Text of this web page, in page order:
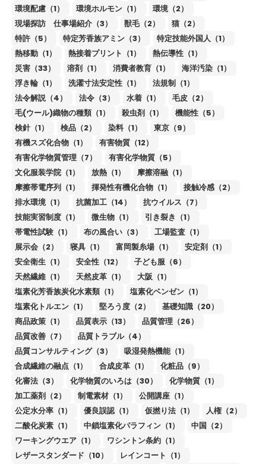
環境配慮（1）
環境ホルモン（1）
環境（2）
現場探訪 仕事場紹介（3）
獣毛（2）
猫（2）
特許（5）
特定芳香族アミン（3）
特定技能外国人（1）
熱移動（1）
熱接着プリント（1）
熱伝導性（1）
災害（33）
溶剤（1） 消費者教育（1）
海洋汚染（1）
浮き輪（1）
洗濯寸法安定性（1）
法規制（1）
法令解説（4）
法令（3） 水着（1）
毛皮（2）
毛(ウール)織物の種類（1）
殺虫剤（1）
機能性（5）
検針（1）
検品（2） 染料（1）
東京（9）
有機スズ化合物（1）
有害物質（12）
有害化学物質管理（7）
有害化学物質（5）
文化服装学院（1）
放熱（1）
摩擦溶融（1）
摩擦帯電序列（1）
揮発性有機化合物（1）
接触冷感（2）
排水環境（1）
抗菌加工（14）
抗ウイルス（7）
技能実習制度（1）
微生物（1）
引き裂き（1）
帯電性試験（1）
布の風合い（3）
工場監査（1）
展示会（2）
寝具（1） 富岡製糸場（1）
安定剤（1）
安全衛生（1）
安全性（12）
子ども服（6）
天然繊維（1）
天然皮革（1）
大阪（1）
塩素化芳香族炭化水素類（1）
塩素化ベンゼン（1）
塩素化トルエン（1）
堅ろう度（2）
基礎知識（20）
商品政策（1）
品質表示（13）
品質管理（26）
品質改善（7）
品質トラブル（4）
品質コンサルティング（3）
吸湿発熱機能（1）
合成繊維の融点（1）
合成皮革（1）
化粧品（9）
化審法（3）
化学物質のいろは（30）
化学物質（1）
加工薬剤（2）
制電素材（1）
公開講座（1）
公定水分率（1）
優良誤認（1） 仮撚り法（1）
人権（2）
二酸化炭素（1）
中鎖塩素化パラフィン（1）
中国（2）
ワーキングウエア（1）
ワシントン条約（1）
レザースタンダード（10）
レインコート（1）